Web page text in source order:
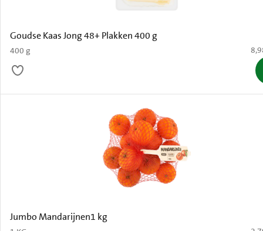
Goudse Kaas Jong 48+ Plakken 400 g
400 g €
Jumbo Mandarijnen1 kg